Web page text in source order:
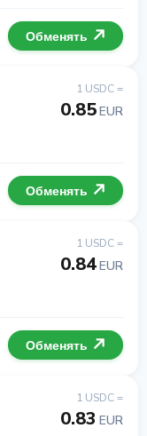
Обменять
1 USDC =
0.85EUR
Обменять
1 USDC =
0.84EUR
Обменять
1 USDC =
0.83 EUR